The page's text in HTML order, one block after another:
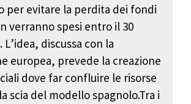
per evitare la perdita dei fondi
verranno spesi entro il 30
L’idea, discussa con la
europea, prevede la creazione
dove far confluire le risorse
scia del modello spagnolo.Tra i